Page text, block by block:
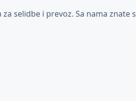
selidbe i prevoz. Sa nama znate s